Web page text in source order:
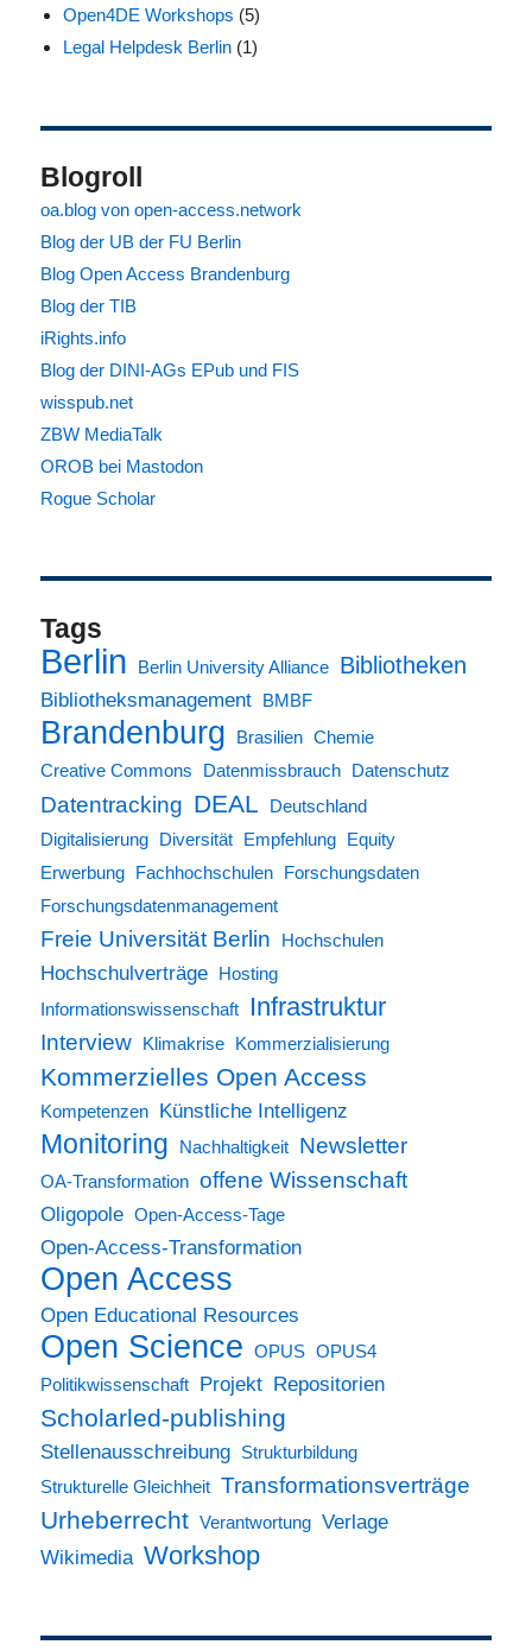
Open4DE Workshops (5)
Legal Helpdesk Berlin (1)
Blogroll
oa.blog von open-access.network
Blog der UB der FU Berlin
Blog Open Access Brandenburg
Blog der TIB
iRights.info
Blog der DINI-AGs EPub und FIS
wisspub.net
ZBW MediaTalk
OROB bei Mastodon
Rogue Scholar
Tags
Berlin Berlin University Alliance Bibliotheken
Bibliotheksmanagement BMBF
Brandenburg Brasilien Chemie
Creative Commons
Datenmissbrauch Datenschutz
Datentracking DEAL
Deutschland
Digitalisierung
Diversität Empfehlung
Equity
Erwerbung
Fachhochschulen
Forschungsdaten
Forschungsdatenmanagement
Freie Universität Berlin Hochschulen
Hochschulverträge
Hosting
Informationswissenschaft
Infrastruktur
Interview Klimakrise Kommerzialisierung
Kommerzielles Open Access
Kompetenzen Künstliche Intelligenz
Monitoring Nachhaltigkeit Newsletter
OA-Transformation offene Wissenschaft
Oligopole Open-Access-Tage
Open-Access-Transformation
Open Access
Open Educational Resources
Open Science OPUS OPUS4
Politikwissenschaft
Projekt Repositorien
Scholarled-publishing
Stellenausschreibung
Strukturbildung
Strukturelle Gleichheit Transformationsverträge
Urheberrecht Verantwortung Verlage
Wikimedia Workshop